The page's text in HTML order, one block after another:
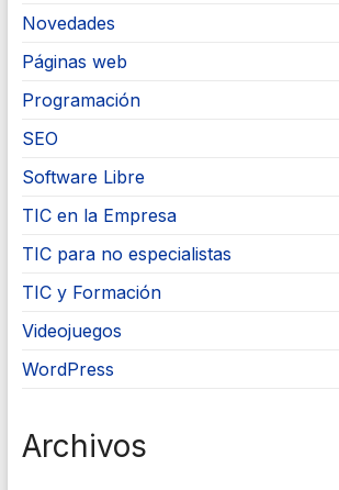
Novedades
Páginas web
Programación
SEO
Software Libre
TIC en la Empresa
TIC para no especialistas
TIC y Formación
Videojuegos
WordPress
Archivos